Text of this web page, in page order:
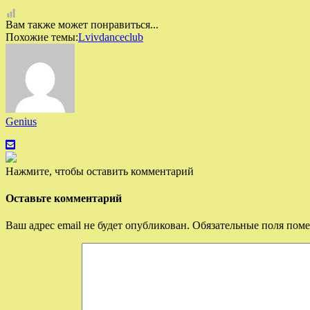
Вам также может понравиться...
Похожие темы:Lvivdanceclub
Genius
Нажмите, чтобы оставить комментарий
Оставьте комментарий
Ваш адрес email не будет опубликован. Обязательные поля